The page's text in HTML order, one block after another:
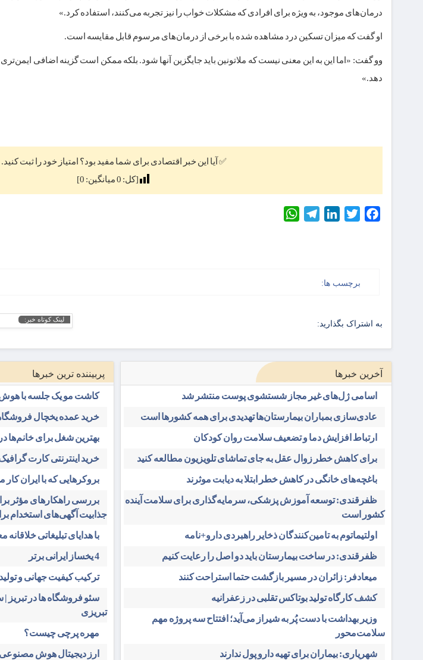
درمان‌های موجود، به ویژه برای افرادی که مشکلات خواب را نیز تجربه می‌کنند، استفاده کرد.»
او گفت که میزان تسکین درد مشاهده شده با برخی از درمان‌های مرسوم قابل مقایسه است.
وو گفت: «اما این به این معنی نیست که ملاتونین باید جایگزین آنها شود. بلکه ممکن است گزینه اضافی ایمن‌تری
دهد.»
✅ آیا این خبر اقتصادی برای شما مفید بود؟ امتیاز خود را ثبت کنید.
[کل: 0میانگین: 0
]
Facebook
Twitter
LinkedIn
Telegram
برچسب ها:
به اشتراک بگذارید: لینک کوتاه خبر:
آخرین خبرها
اسامی ژل‌های غیر مجاز شستشوی پوست منتشر شد
عادی‌سازی بمباران بیمارستان‌ها تهدیدی برای همه کشورها است
ارتباط افزایش دما و تضعیف سلامت روان کودکان
برای کاهش خطر زوال عقل به جای تماشای تلویزیون مطالعه کنید
باغچه‌های خانگی در کاهش خطر ابتلا به دیابت موثرند
ظفرقندی: توسعه آموزش پزشکی، سرمایه‌گذاری برای سلامت آینده
کشور است
اولتیماتوم به تامین‌کنندگان ذخایر راهبردی دارو+نامه
ظفرقندی: در ساخت بیمارستان باید دو اصل را رعایت کنیم
میعادفر: زائران در مسیر بازگشت حتما استراحت کنند
کشف کارگاه تولید بوتاکس تقلبی در زعفرانیه
وزیر بهداشت با دست پُر به شیراز می‌آید؛ افتتاح سه پروژه مهم
سلامت‌محور
شهریاری: بیماران برای تهیه دارو پول ندارند
پربیننده ترین خبرها
کاشت مو یک جلسه با
خرید عمده یخچال
بهترین شغل برای خانم‌ها در
خرید اینترنتی کارت
بروکرهایی‌ که با ایران کار
بررسی راهکارهای مؤثر
جذابیت آگهی‌های استخدام
با هدایای تبلیغاتی
4 یخساز ایرانی برتر
ترکیب کیفیت جهانی و
سئو فروشگاه‌ ها در
تبریزی
مهره پرچی چیست؟
ارز دیجیتال هوش